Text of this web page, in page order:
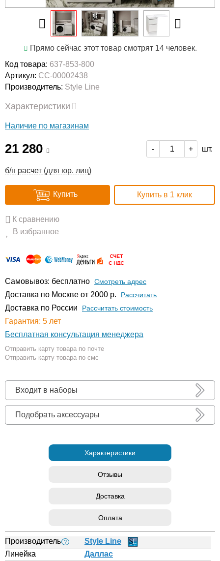
Прямо сейчас этот товар смотрят 14 человек.
Код товара: 637-853-800
Артикул: СС-00002438
Производитель: Style Line
Характеристики
Наличие по магазинам
21 280 - + шт.
б/н расчет (для юр. лиц)
Купить Купить в 1 клик
К сравнению
В избранное
Самовывоз: бесплатно Смотреть адрес
Доставка по Москве от 2000 р. Расcчитать
Доставка по России Рассчитать стоимость
Гарантия: 5 лет
Бесплатная консультация менеджера
Отправить карту товара по почте
Отправить карту товара по смс
Входит в наборы
Подобрать аксессуары
Характеристики
Отзывы
Доставка
Оплата
Производитель ?
Style Line
Линейка
Даллас